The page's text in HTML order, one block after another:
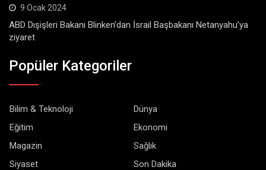
9 Ocak 2024
ABD Dışişleri Bakanı Blinken’dan İsrail Başbakanı Netanyahu’ya
ziyaret
Popüler Kategoriler
Bilim & Teknoloji
Dünya
Eğitim
Ekonomi
Magazin
Sağlık
Siyaset
Son Dakika